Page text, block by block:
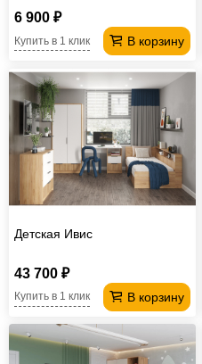
6 900 ₽
В корзину
Купить в 1 клик
Детская Ивис
43 700 ₽
В корзину
Купить в 1 клик